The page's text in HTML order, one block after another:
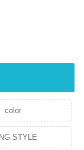
color
STYLE